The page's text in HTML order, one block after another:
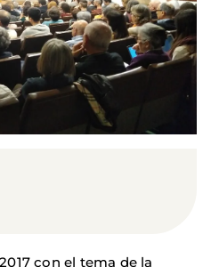
con el tema de la